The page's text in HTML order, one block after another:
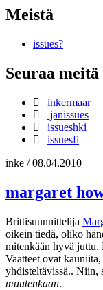
Meistä
issues?
Seuraa meitä
inkermaar
janissues
issueshki
issuesfi
inke /08.04.2010
margaret
Brittisuunnittelija
oikein tiedä, oliko
mitenkään hyvä juttu.
Vaatteet ovat
yhdisteltävissä.. Niin,
muutenkaan.